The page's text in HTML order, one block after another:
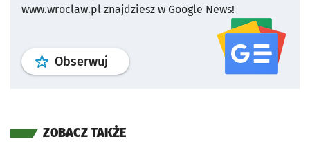
www.wroclaw.pl znajdziesz w Google News!
Obserwuj profil serwisu
ZOBACZ TAKŻE